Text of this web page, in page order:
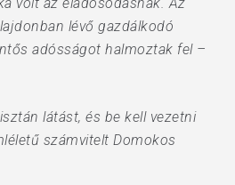
lévő gazdálkodó
adósságot halmoztak fel –
látást, és be kell vezetni
számvitelt Domokos